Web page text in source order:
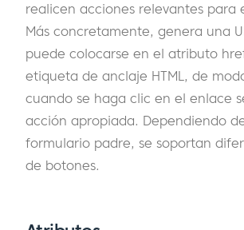
realicen acciones relevantes para
Más concretamente, genera una
puede colocarse en el atributo
etiqueta de anclaje HTML, de
cuando se haga clic en el enlace
acción apropiada. Dependiendo
formulario padre, se soportan
de botones.